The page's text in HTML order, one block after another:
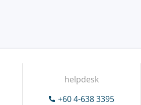
helpdesk
+60 4-638 3395